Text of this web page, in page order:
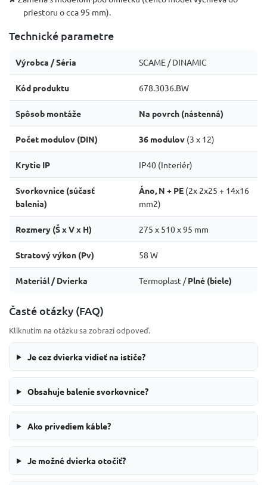
priestoru o cca 95 mm).
Technické parametre
Výrobca / Séria SCAME / DINAMIC
Kód produktu 678.3036.BW
Spôsob montáže Na povrch (nástenná)
Počet modulov (DIN) 36 modulov (3 x 12)
Krytie IP IP40 (Interiér)
Svorkovnice (súčasť
balenia)
Áno, N + PE (2x 2x25 + 14x16
mm2)
Rozmery (Š x V x H) 275 x 510 x 95 mm
Stratový výkon (Pv) 58 W
Materiál / Dvierka Termoplast /Plné (biele)
Časté otázky (FAQ)
Kliknutím na otázku sa zobrazí odpoveď.
Je cez dvierka vidieť na ističe?
Obsahuje balenie svorkovnice?
Ako privediem káble?
Je možné dvierka otočiť?